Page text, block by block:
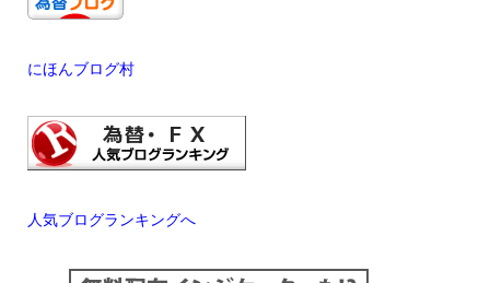
にほんブログ村
人気ブログランキングへ